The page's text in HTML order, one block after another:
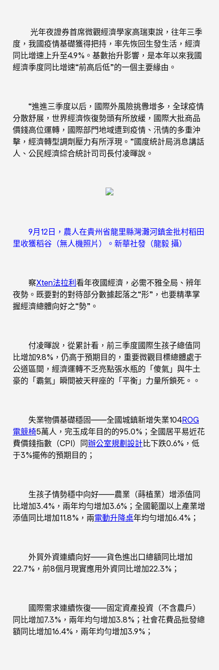
光年夜證券首席微觀經濟學家高瑞東說，往年三季
度，我國疫情基礎獲得把持，率先恢回生發生活，經濟
同比增速上升至4.9%。基數抬升影響，是本年以來我國
經濟季度同比增速“前高后低”的一個主要緣由。
“進進三季度以后，國際外風險挑釁增多，全球疫情
分散舒展，世界經濟恢復勢頭有所放緩，國際大批商品
價錢高位運轉，國際部門地域遭到疫情、汛情的多重沖
擊，經濟轉型調劑壓力有所浮現。”國度統計局消息講話
人、公民經濟綜合統計司司長付凌暉說。
9月12日，農人在貴州省龍里縣灣灘河鎮金批村稻田
里收獲稻谷（無人機照片）。新華社發（龍毅 攝）
察Xten法拉利看年夜國經濟，必需不雅全局、辨年
夜勢。既要對的對待部分數據起落之“形”，也要精準掌
握經濟總體向好之“勢”。
付凌暉說，從累計看，前三季度國際生孩子總值同
比增加9.8%，仍高于預期目的，重要微觀目標總體處于
公道區間，經濟運轉不乏亮點張水瓶的「傻氣」與牛土
豪的「霸氣」瞬間被天秤座的「平衡」力量所鎖死。。
失業物價基礎穩固——全國城鎮新增失業104ROG
電競椅5萬人，完玉成年目的的95.0%；全國居平易近花
費價錢指數（CPI）同辦公室規劃設計比下跌0.6%，低
于3%擺佈的預期目的；
生孩子情勢穩中向好——農業（蒔植業）增添值同
比增加3.4%，兩年均勻增加3.6%；全國範圍以上產業增
添值同比增加11.8%，兩電動升降桌年均勻增加6.4%；
外貿外資連續向好——貨色進出口總額同比增加
22.7%，前8個月現實應用外資同比增加22.3%；
國際需求連續恢復——固定資產投資（不含農戶）
同比增加7.3%，兩年均勻增加3.8%；社會花費品批發總
額同比增加16.4%，兩年均勻增加3.9%；